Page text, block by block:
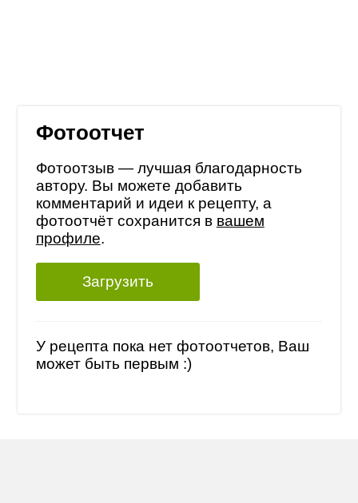
Фотоотчет
Фотоотзыв — лучшая благодарность
автору. Вы можете добавить
комментарий и идеи к рецепту, а
фотоотчёт сохранится в вашем
профиле.
Загрузить
У рецепта пока нет фотоотчетов, Ваш
может быть первым :)